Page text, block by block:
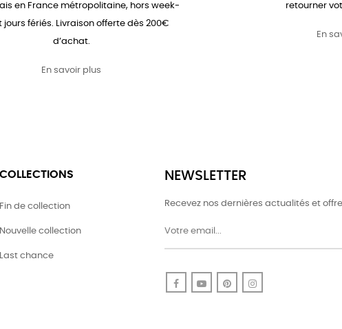
en France métropolitaine, hors week-
jours fériés. Livraison offerte dès 200€
d’achat.
En savoir plus
retourner
En
COLLECTIONS
Fin de collection
Nouvelle collection
Last chance
NEWSLETTER
Recevez nos dernières actualités et
FacebookYouTubePinterest